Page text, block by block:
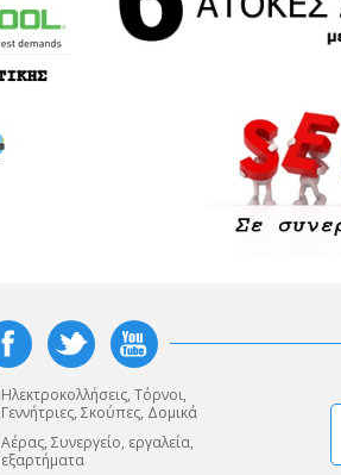
Ηλεκτροκολλήσεις, Τόρνοι,
Γεννήτριες, Σκούπες, Δομικά
Αέρας, Συνεργείο, εργαλεία,
εξαρτήματα